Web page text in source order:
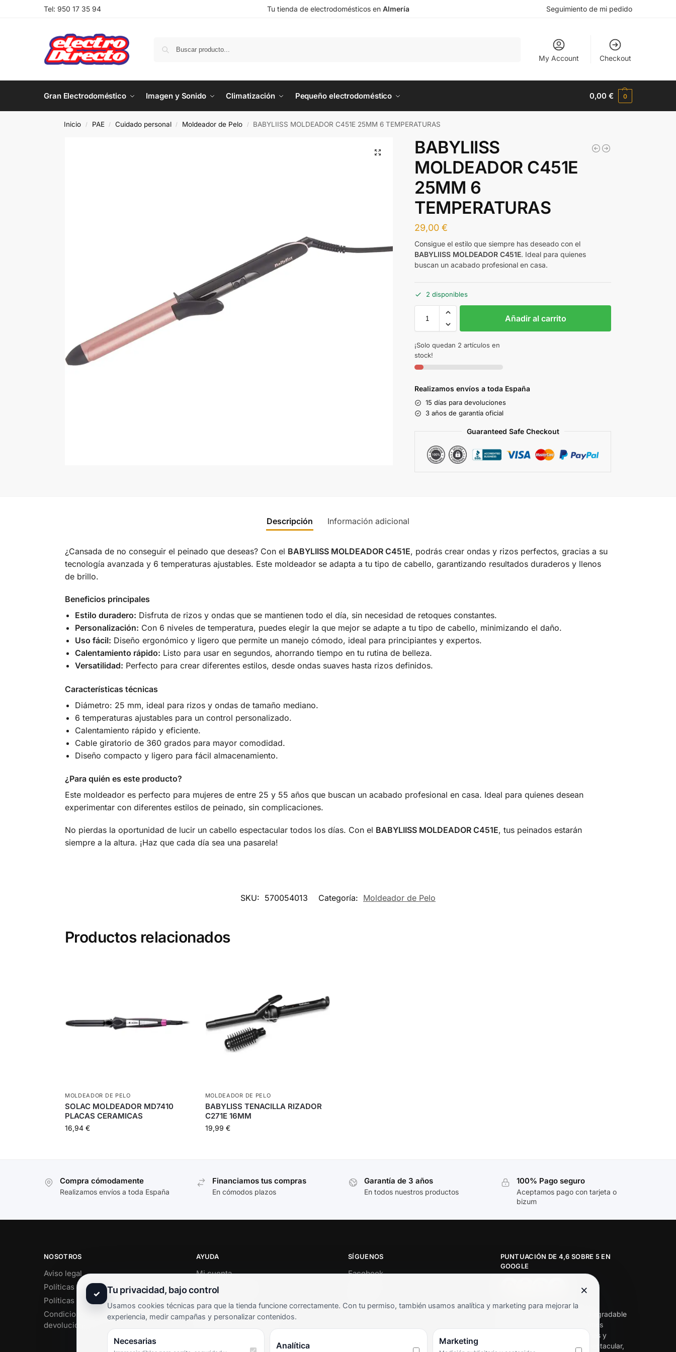
Tel: 950 17 35 94 Tu tienda de electrodomésticos en Almería Seguimiento de mi pedido
My Account Checkout
Gran Electrodoméstico Imagen y Sonido Climatización Pequeño electrodoméstico 0,00€ 0
Inicio / PAE / Cuidado personal / Moldeador de Pelo / BABYLIISS MOLDEADOR C451E 25MM 6 TEMPERATURAS
BABYLIISS
MOLDEADOR C451E
25MM 6
TEMPERATURAS
29,00€
Consigue el estilo que siempre has deseado con el
BABYLIISS MOLDEADOR C451E. Ideal para quienes
buscan un acabado profesional en casa.
2 disponibles
Añadir al carrito
¡Solo quedan 2 artículos en
stock!
Realizamos envíos a toda España
15 días para devoluciones
3 años de garantía oficial
Guaranteed Safe Checkout
Descripción Información adicional
¿Cansada de no conseguir el peinado que deseas? Con el BABYLIISS MOLDEADOR C451E, podrás crear ondas y rizos perfectos, gracias a su
tecnología avanzada y 6 temperaturas ajustables. Este moldeador se adapta a tu tipo de cabello, garantizando resultados duraderos y llenos
de brillo.
Beneficios principales
Estilo duradero: Disfruta de rizos y ondas que se mantienen todo el día, sin necesidad de retoques constantes.
Personalización: Con 6 niveles de temperatura, puedes elegir la que mejor se adapte a tu tipo de cabello, minimizando el daño.
Uso fácil: Diseño ergonómico y ligero que permite un manejo cómodo, ideal para principiantes y expertos.
Calentamiento rápido: Listo para usar en segundos, ahorrando tiempo en tu rutina de belleza.
Versatilidad: Perfecto para crear diferentes estilos, desde ondas suaves hasta rizos definidos.
Características técnicas
Diámetro: 25 mm, ideal para rizos y ondas de tamaño mediano.
6 temperaturas ajustables para un control personalizado.
Calentamiento rápido y eficiente.
Cable giratorio de 360 grados para mayor comodidad.
Diseño compacto y ligero para fácil almacenamiento.
¿Para quién es este producto?
Este moldeador es perfecto para mujeres de entre 25 y 55 años que buscan un acabado profesional en casa. Ideal para quienes desean
experimentar con diferentes estilos de peinado, sin complicaciones.
No pierdas la oportunidad de lucir un cabello espectacular todos los días. Con el BABYLIISS MOLDEADOR C451E, tus peinados estarán
siempre a la altura. ¡Haz que cada día sea una pasarela!
SKU: 570054013 Categoría: Moldeador de Pelo
Productos relacionados
MOLDEADOR DE PELO
SOLAC MOLDEADOR MD7410
PLACAS CERAMICAS
16,94 €
MOLDEADOR DE PELO
BABYLISS TENACILLA RIZADOR
C271E 16MM
19,99 €
Compra cómodamente
Realizamos envíos a toda España
Financiamos tus compras
En cómodos plazos
Garantía de 3 años
En todos nuestros productos
100% Pago seguro
Aceptamos pago con tarjeta o
bizum
NOSOTROS
Aviso legal
Políticas de privacidad
Políticas de cookies
Condiciones de envío y
devoluciones
AYUDA
Mi cuenta
Soporte al cliente
Términos y condiciones
Preguntas frecuentes
SÍGUENOS
Facebook
PUNTUACIÓN DE 4,6 SOBRE 5 EN
GOOGLE
★★★★★
«Servicio de calidad y trato agradable
con precios excelentes. Hemos
comprado en varias ocasiones y
siempre dan respuesta. Espectacular,
✓ Tu privacidad, bajo control ×
Usamos cookies técnicas para que la tienda funcione correctamente. Con tu permiso, también usamos analítica y marketing para mejorar la
experiencia, medir campañas y personalizar contenidos.
Necesarias Analítica Marketing